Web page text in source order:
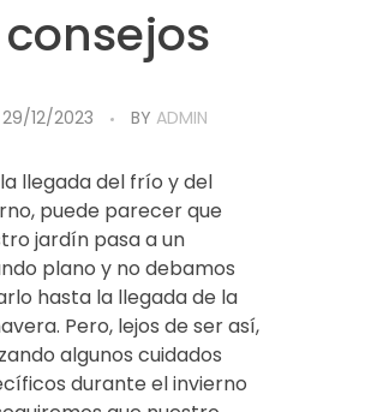
consejos
29/12/2023 BY ADMIN
llegada del frío y del
puede parecer que
jardín pasa a un
plano y no debamos
hasta la llegada de la
Pero, lejos de ser así,
algunos cuidados
durante el invierno